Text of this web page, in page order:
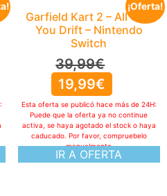
¡Oferta!
Garfield Kart 2 – All Can
You Drift – Nintendo
Switch
39,99€
19,99€
IR A OFERTA
Esta oferta se publicó hace más de 24H:
Puede que la oferta ya no continue
activa, se haya agotado el stock o haya
caducado. Por favor, compruebelo
manualmente